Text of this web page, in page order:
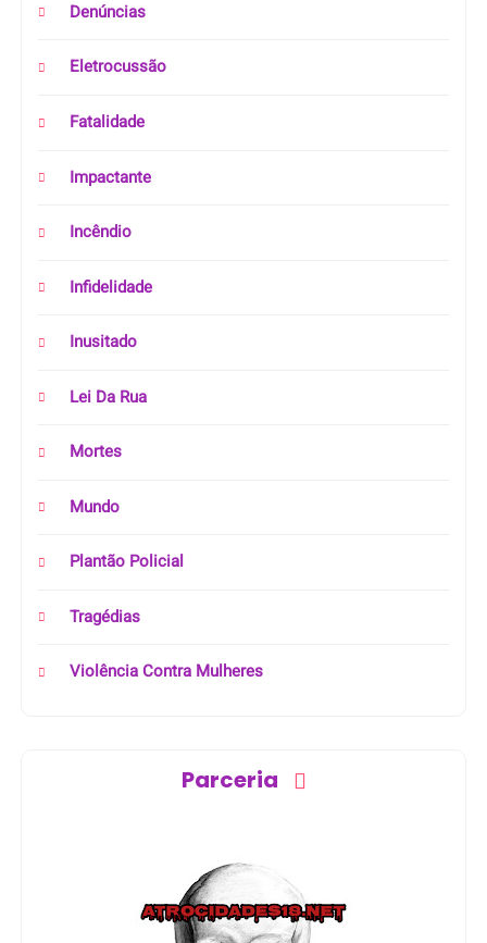
Denúncias
Eletrocussão
Fatalidade
Impactante
Incêndio
Infidelidade
Inusitado
Lei Da Rua
Mortes
Mundo
Plantão Policial
Tragédias
Violência Contra Mulheres
Parceria